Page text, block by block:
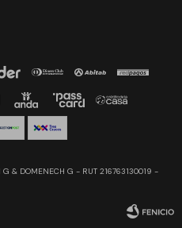
& DOMENECH G - RUT 216763130019 -